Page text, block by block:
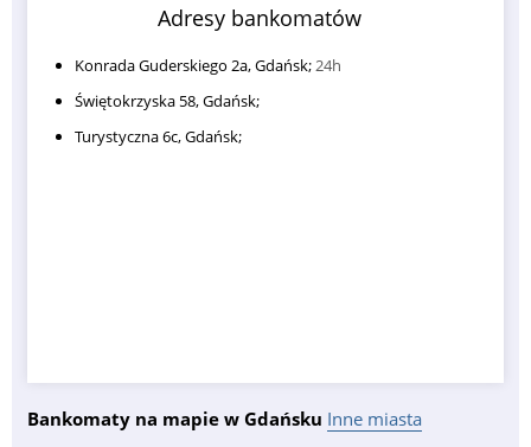
Adresy bankomatów
Konrada Guderskiego 2a, Gdańsk;24h
Świętokrzyska 58, Gdańsk;
Turystyczna 6c, Gdańsk;
Bankomaty na mapie w Gdańsku Inne miasta